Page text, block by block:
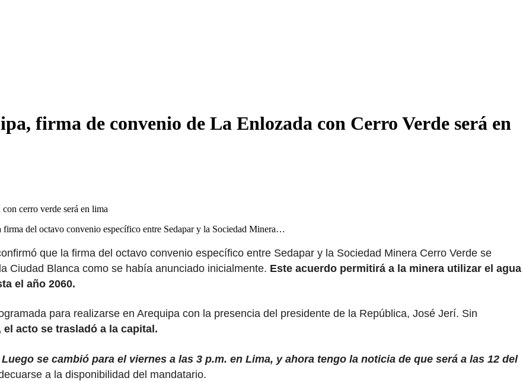
firma de convenio de La Enlozada con Cerro Verde será en
del octavo convenio específico entre Sedapar y la Sociedad Minera…
que la firma del octavo convenio específico entre Sedapar y la Sociedad Minera Cerro Verde se
Ciudad Blanca como se había anunciado inicialmente. Este acuerdo permitirá a la minera utilizar el agua
el año 2060.
para realizarse en Arequipa con la presencia del presidente de la República, José Jerí. Sin
acto se trasladó a la capital.
se cambió para el viernes a las 3 p.m. en Lima, y ahora tengo la noticia de que será a las 12 del
a la disponibilidad del mandatario.